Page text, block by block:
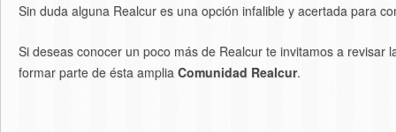
Sin duda alguna Realcur es una opción infalible y acertada para
Si deseas conocer un poco más de Realcur te invitamos a
formar parte de ésta amplia Comunidad Realcur.